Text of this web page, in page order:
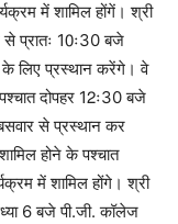
में शामिल होंगें। श्री
से प्रातः 10ः30 बजे
के लिए प्रस्थान करेंगे। वे
दोपहर 12ः30 बजे
से प्रस्थान कर
होने के पश्चात
में शामिल होंगे। श्री
6 बजे पी.जी. कॉलेज